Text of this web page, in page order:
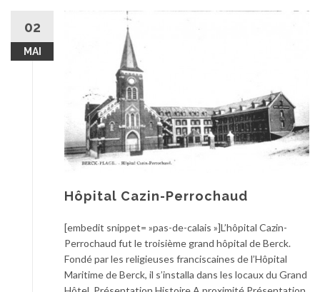
02
MAI
Hôpital Cazin-Perrochaud
[embedit snippet= »pas-de-calais »]L’hôpital Cazin-
Perrochaud fut le troisième grand hôpital de Berck.
Fondé par les religieuses franciscaines de l’Hôpital
Maritime de Berck, il s’installa dans les locaux du Grand